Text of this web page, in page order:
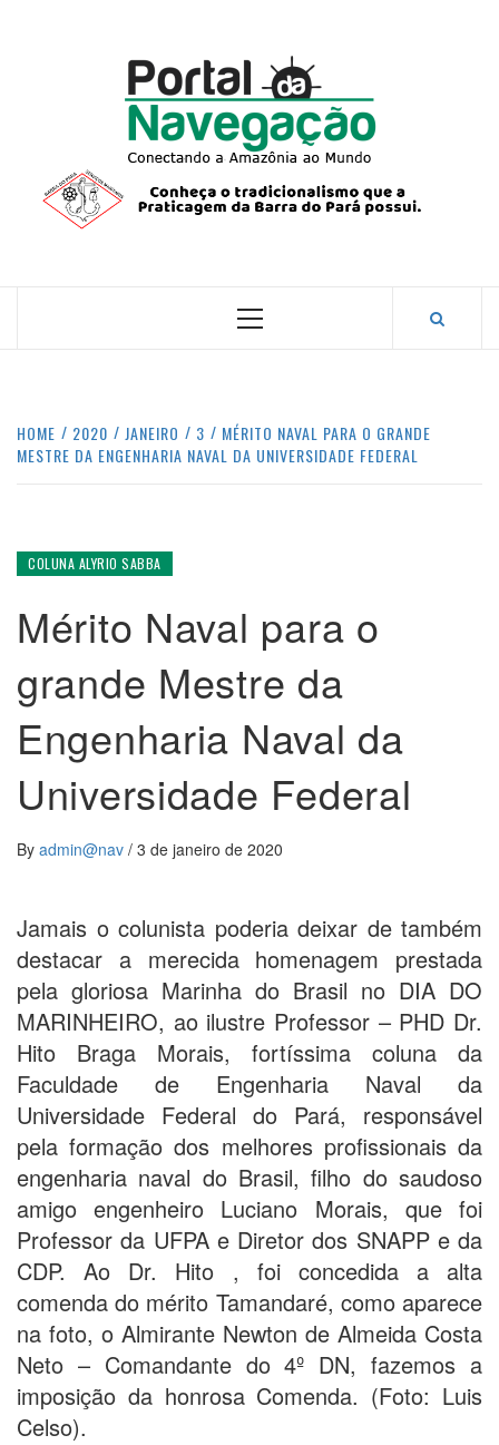
CONECTANDO A AMAZÔNIA COM O MUNDO.
Primary
HOME 2020 JANEIRO 3
MÉRITO NAVAL PARA O GRANDE
MESTRE DA ENGENHARIA NAVAL DA UNIVERSIDADE FEDERAL
COLUNA ALYRIO SABBA
Mérito Naval para o
grande Mestre da
Engenharia Naval da
Universidade Federal
By admin@nav / 3 de janeiro de 2020
Jamais o colunista poderia deixar de também
destacar a merecida homenagem prestada
pela gloriosa Marinha do Brasil no DIA DO
MARINHEIRO, ao ilustre Professor – PHD Dr.
Hito Braga Morais, fortíssima coluna da
Faculdade de Engenharia Naval da
Universidade Federal do Pará, responsável
pela formação dos melhores profissionais da
engenharia naval do Brasil, filho do saudoso
amigo engenheiro Luciano Morais, que foi
Professor da UFPA e Diretor dos SNAPP e da
CDP. Ao Dr. Hito , foi concedida a alta
comenda do mérito Tamandaré, como aparece
na foto, o Almirante Newton de Almeida Costa
Neto – Comandante do 4º DN, fazemos a
imposição da honrosa Comenda. (Foto: Luis
Celso).